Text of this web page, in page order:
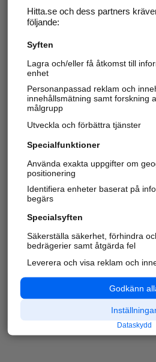
Hitta.se och dess partners
följande:
Syften
Lagra och/eller få åtkomst till
enhet
Personanpassad reklam och
innehållsmätning samt forskning
målgrupp
Utveckla och förbättra tjänster
Specialfunktioner
Använda exakta uppgifter om
positionering
Identifiera enheter baserat på
begärs
Specialsyften
Säkerställa säkerhet, förhindra
bedrägerier samt åtgärda fel
Leverera och visa reklam och
Godkänn
Dataskydd